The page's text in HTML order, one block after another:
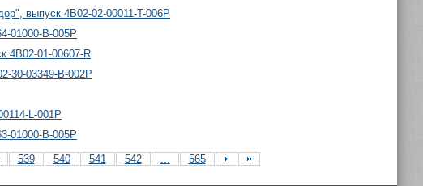
выпуск 4B02-02-00011-T-006P
01000-B-005P
01-00607-R
30-03349-B-002P
L-001P
01000-B-005P
539 540 541 542 ... 565